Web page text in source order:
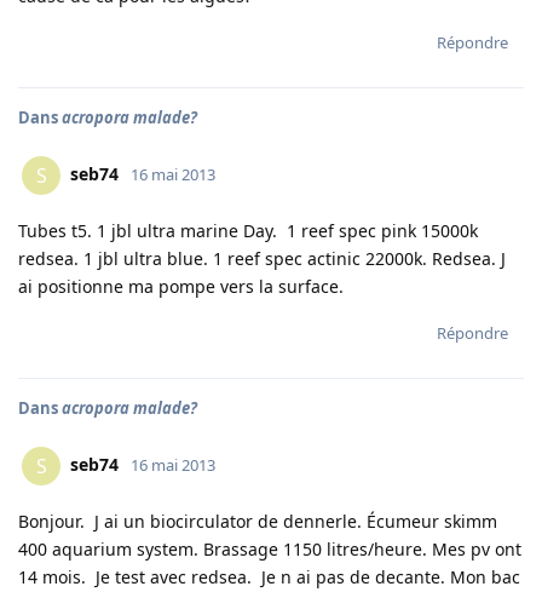
Répondre
Dansacropora malade?
S seb74 16 mai 2013
Tubes t5. 1 jbl ultra marine Day. 1 reef spec pink 15000k
redsea. 1 jbl ultra blue. 1 reef spec actinic 22000k. Redsea. J
ai positionne ma pompe vers la surface.
Répondre
Dansacropora malade?
S seb74 16 mai 2013
Bonjour. J ai un biocirculator de dennerle. Écumeur skimm
400 aquarium system. Brassage 1150 litres/heure. Mes pv ont
14 mois. Je test avec redsea. Je n ai pas de decante. Mon bac